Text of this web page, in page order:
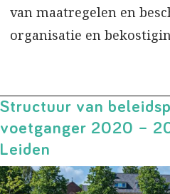
van maatregelen en
organisatie en
Structuur van
voetganger 2020 –
Leiden